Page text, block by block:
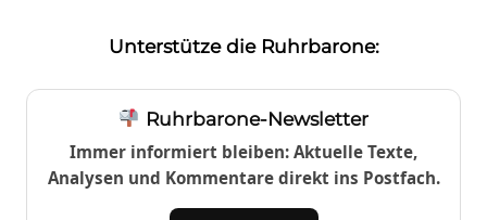
Unterstütze die Ruhrbarone:
Ruhrbarone-Newsletter
Immer informiert bleiben: Aktuelle Texte,
Analysen und Kommentare direkt ins Postfach.